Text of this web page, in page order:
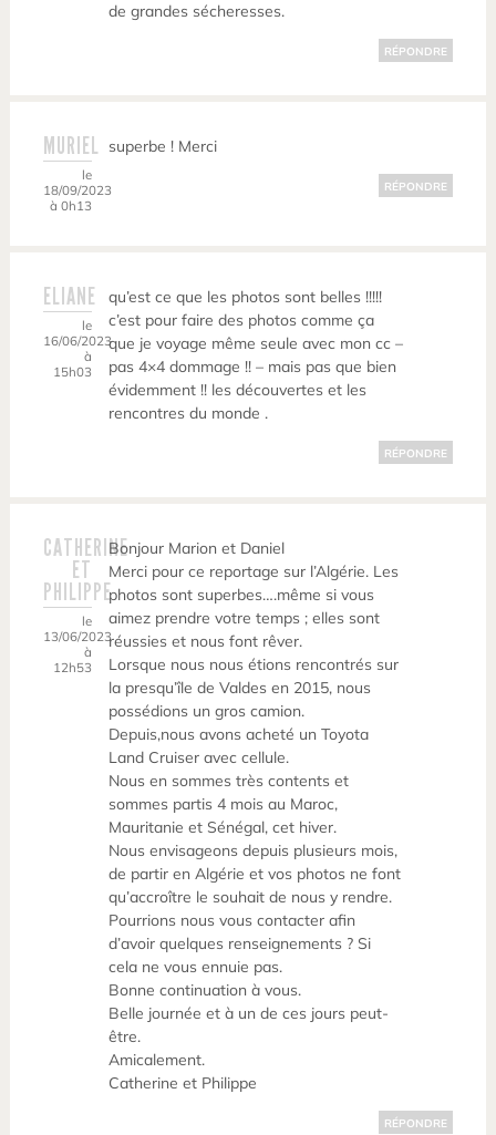
de grandes sécheresses.
RÉPONDRE
MURIEL
le
18/09/2023
à 0h13
superbe ! Merci
RÉPONDRE
ELIANE
le
16/06/2023
à
15h03
qu’est ce que les photos sont belles !!!!!
c’est pour faire des photos comme ça
que je voyage même seule avec mon cc –
pas 4×4 dommage !! – mais pas que bien
évidemment !! les découvertes et les
rencontres du monde .
RÉPONDRE
CATHERINE
ET
PHILIPPE
le
13/06/2023
à
12h53
Bonjour Marion et Daniel
Merci pour ce reportage sur l’Algérie. Les
photos sont superbes….même si vous
aimez prendre votre temps ; elles sont
réussies et nous font rêver.
Lorsque nous nous étions rencontrés sur
la presqu’île de Valdes en 2015, nous
possédions un gros camion.
Depuis,nous avons acheté un Toyota
Land Cruiser avec cellule.
Nous en sommes très contents et
sommes partis 4 mois au Maroc,
Mauritanie et Sénégal, cet hiver.
Nous envisageons depuis plusieurs mois,
de partir en Algérie et vos photos ne font
qu’accroître le souhait de nous y rendre.
Pourrions nous vous contacter afin
d’avoir quelques renseignements ? Si
cela ne vous ennuie pas.
Bonne continuation à vous.
Belle journée et à un de ces jours peut-
être.
Amicalement.
Catherine et Philippe
RÉPONDRE